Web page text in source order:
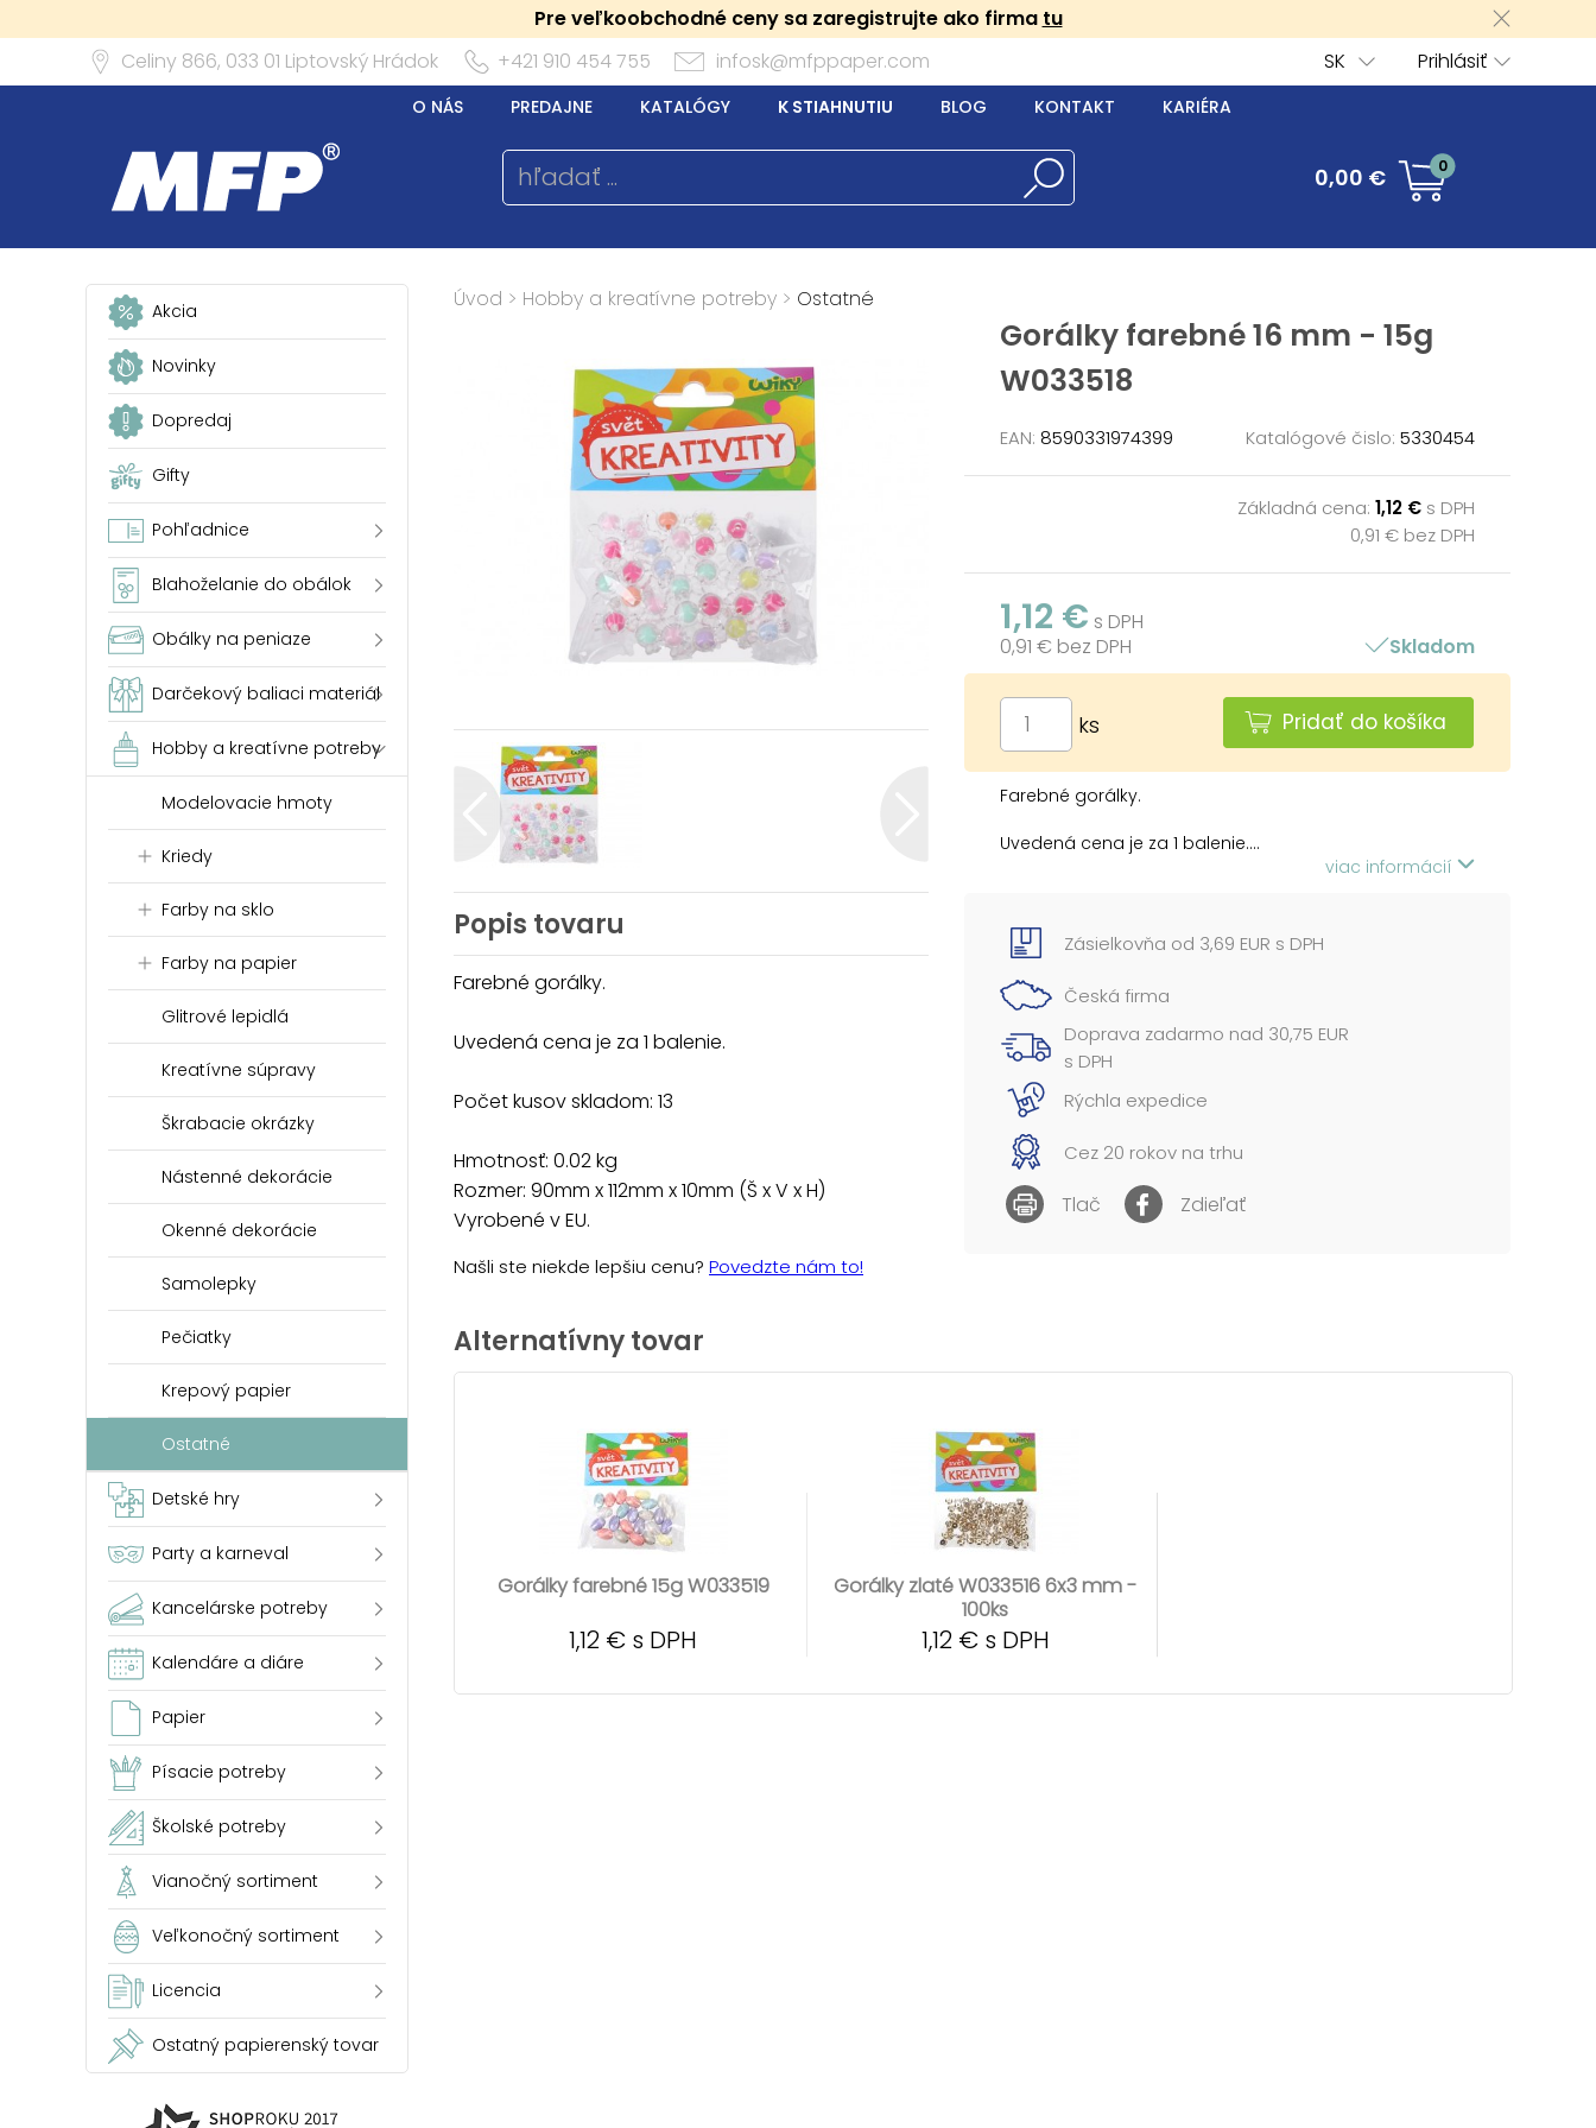
Pre veľkoobchodné ceny sa zaregistrujte ako firma tu
Celiny 866, 033 01 Liptovský Hrádok +421 910 454 755 infosk@mfppaper.com Prihlásiť
SK
O NÁS PREDAJNE KATALÓGY K STIAHNUTIU BLOG KONTAKT KARIÉRA
0,00 € 0
Akcia
Novinky
Dopredaj
Gifty
Pohľadnice
Blahoželanie do obálok
Obálky na peniaze
Darčekový baliaci materiál
Hobby a kreatívne potreby
Modelovacie hmoty
Kriedy
Farby na sklo
Farby na papier
Glitrové lepidlá
Kreatívne súpravy
Škrabacie okrázky
Nástenné dekorácie
Okenné dekorácie
Samolepky
Pečiatky
Krepový papier
Ostatné
Detské hry
Party a karneval
Kancelárske potreby
Kalendáre a diáre
Papier
Písacie potreby
Školské potreby
Vianočný sortiment
Veľkonočný sortiment
Licencia
Ostatný papierenský tovar
Úvod > Hobby a kreatívne potreby > Ostatné
Gorálky farebné 16 mm - 15g
W033518
EAN: 8590331974399 Katalógové čislo: 5330454
Základná cena: 1,12 € s DPH
0,91 € bez DPH
1,12 € s DPH
0,91 € bez DPH
Skladom
ks Pridať do košíka
Farebné gorálky.
Uvedená cena je za 1 balenie....
viac informácií
Popis tovaru
Farebné gorálky.
Uvedená cena je za 1 balenie.
Počet kusov skladom: 13
Hmotnosť: 0.02 kg
Rozmer: 90mm x 112mm x 10mm (Š x V x H)
Vyrobené v EU.
Našli ste niekde lepšiu cenu? Povedzte nám to!
Zásielkovňa od 3,69 EUR s DPH
Česká firma
Doprava zadarmo nad 30,75 EUR
s DPH
Rýchla expedice
Cez 20 rokov na trhu
Tlač Zdieľať
Alternatívny tovar
Gorálky farebné 15g W033519
1,12 € s DPH
Gorálky zlaté W033516 6x3 mm -
100ks
1,12 € s DPH